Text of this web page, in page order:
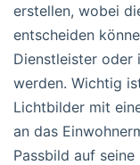
erstellen, wobei
entscheiden
Dienstleister oder
werden. Wichtig
Lichtbilder mit
an das
Passbild auf